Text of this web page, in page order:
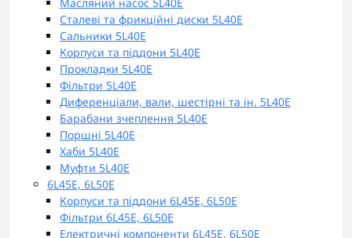
Сталеві та фрикційні диски 5L40E
Сальники 5L40E
Корпуси та піддони 5L40E
Прокладки 5L40E
Фільтри 5L40E
Диференціали, вали, шестірні та ін. 5L40E
Барабани зчеплення 5L40E
Поршні 5L40E
Хаби 5L40E
Муфти 5L40E
6L45E, 6L50E
Корпуси та піддони 6L45E, 6L50E
Фільтри 6L45E, 6L50E
Електричні компоненти 6L45E, 6L50E